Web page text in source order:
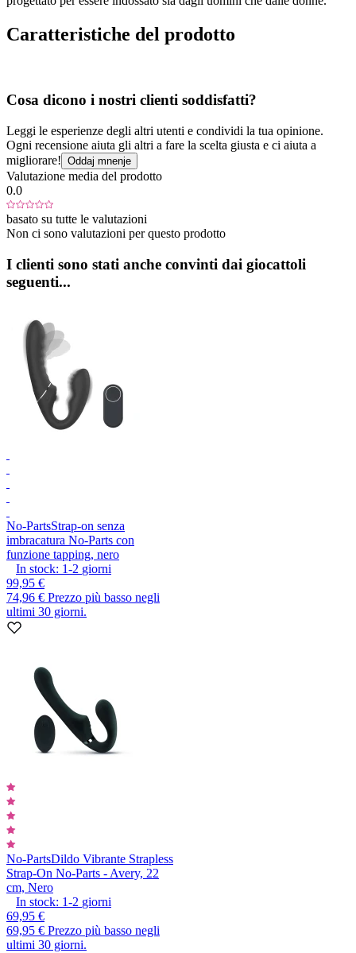
Caratteristiche del prodotto
Cosa dicono i nostri clienti soddisfatti?
Leggi le esperienze degli altri utenti e condividi la tua opinione.
Ogni recensione aiuta gli altri a fare la scelta giusta e ci aiuta a
migliorare! Oddaj mnenje
Valutazione media del prodotto
0.0
basato su tutte le valutazioni
Non ci sono valutazioni per questo prodotto
I clienti sono stati anche convinti dai giocattoli
seguenti...
No-PartsStrap-on senza
imbracatura No-Parts con
funzione tapping, nero
In stock: 1-2 giorni
99,95 €
74,96 € Prezzo più basso negli
ultimi 30 giorni.
No-PartsDildo Vibrante Strapless
Strap-On No-Parts - Avery, 22
cm, Nero
In stock: 1-2 giorni
69,95 €
69,95 € Prezzo più basso negli
ultimi 30 giorni.